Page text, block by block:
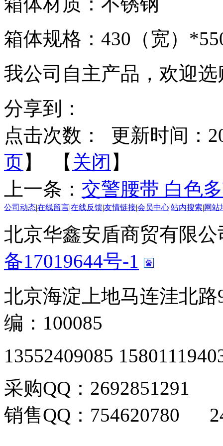
箱体规格：430（宽）
我公司自主产品，欢迎选
分享到：
点击次数：
更新时间：
页】 【 关闭 】
上一条： 交警腰带 白色
公司动态|在线留言|在线反馈|友情链接|会员中心|站内搜索|网站
北京华鑫安盾商贸有限
备17019644号-1
北京海淀上地马连洼北
编：100085
13552409085
采购QQ：2692851291
销售QQ：754620780